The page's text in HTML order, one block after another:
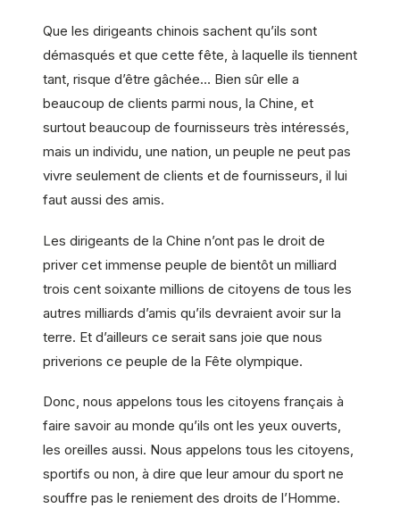
Que les dirigeants chinois sachent qu’ils sont
démasqués et que cette fête, à laquelle ils tiennent
tant, risque d’être gâchée… Bien sûr elle a
beaucoup de clients parmi nous, la Chine, et
surtout beaucoup de fournisseurs très intéressés,
mais un individu, une nation, un peuple ne peut pas
vivre seulement de clients et de fournisseurs, il lui
faut aussi des amis.
Les dirigeants de la Chine n’ont pas le droit de
priver cet immense peuple de bientôt un milliard
trois cent soixante millions de citoyens de tous les
autres milliards d’amis qu’ils devraient avoir sur la
terre. Et d’ailleurs ce serait sans joie que nous
priverions ce peuple de la Fête olympique.
Donc, nous appelons tous les citoyens français à
faire savoir au monde qu’ils ont les yeux ouverts,
les oreilles aussi. Nous appelons tous les citoyens,
sportifs ou non, à dire que leur amour du sport ne
souffre pas le reniement des droits de l’Homme.